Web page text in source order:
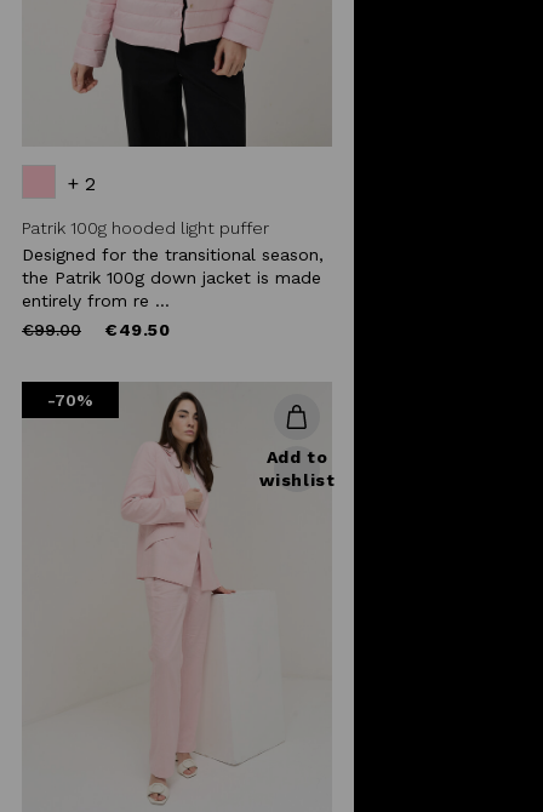
+ 2
Patrik 100g hooded light puffer
Designed for the transitional season,
the Patrik 100g down jacket is made
entirely from re ...
Price
€99.00to €49.50
-70%
Add to
wishlist